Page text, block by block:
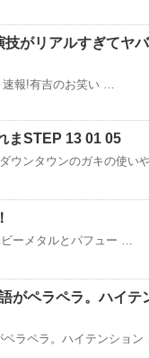
技がリアルすぎてヤ
速報!有吉のお笑い …
まSTEP 13 01 05
ウンタウンのガキの使い
ーメタルとパフュー …
がペラペラ。ハイテ
ラペラ。ハイテンション